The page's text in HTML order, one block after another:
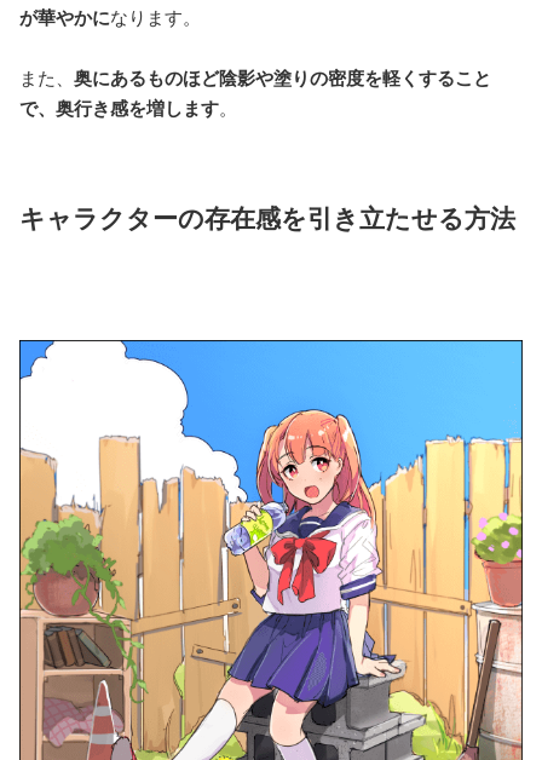
が華やかになります。
また、 奥にあるものほど陰影や塗りの密度を軽くすること
で、奥行き感を増します。
キャラクターの存在感を引き立たせる方法